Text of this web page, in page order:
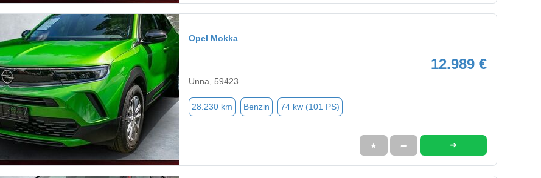
Opel Mokka
12.989 €
Unna, 59423
28.230 km Benzin 74 kw (101 PS)
★ ➦ ➜